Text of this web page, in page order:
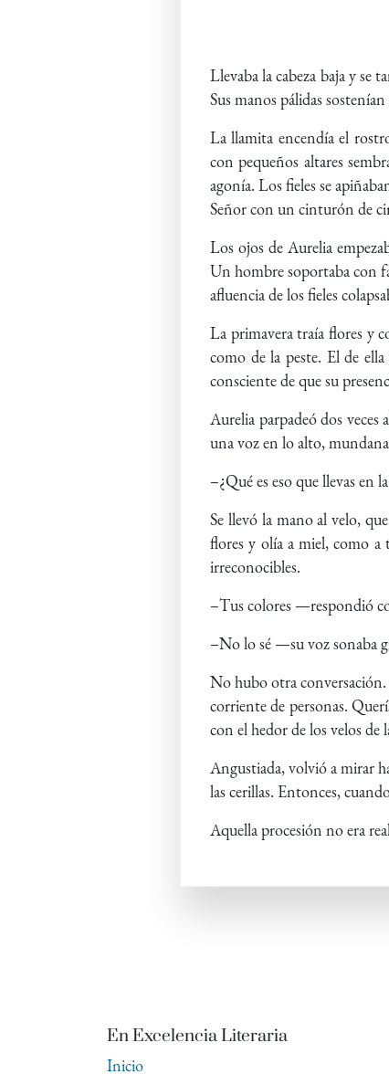
Llevaba la cabeza baja y se
Sus manos pálidas
La llamita encendía el
con pequeños altares
agonía. Los fieles se
Señor con un cinturón de
Los ojos de Aurelia
Un hombre soportaba con
afluencia de los fieles
La primavera traía flores y
como de la peste. El de
consciente de que su
Aurelia parpadeó dos
una voz en lo alto,
–¿Qué es eso que llevas en
Se llevó la mano al velo,
flores y olía a miel, como a
irreconocibles.
–Tus colores —respondió
–No lo sé —su voz sonaba
No hubo otra conversación.
corriente de personas.
con el hedor de los velos de
Angustiada, volvió a mirar
las cerillas. Entonces,
Aquella procesión no era
En Excelencia Literaria
Inicio